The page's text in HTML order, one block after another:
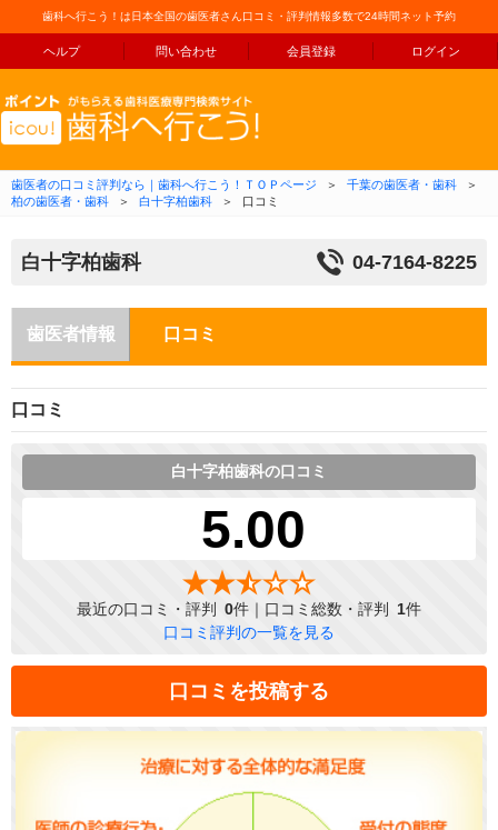
歯科へ行こう！は日本全国の歯医者さん口コミ・評判情報多数で24時間ネット予約
ヘルプ 問い合わせ 会員登録 ログイン
コンテンツへ移動
歯医者の口コミ評判なら｜歯科へ行こう！ＴＯＰページ ＞ 千葉の歯医者・歯科
＞
柏の歯医者・歯科
＞ 白十字柏歯科 ＞ 口コミ
白十字柏歯科 04-7164-8225
歯医者情報 口コミ
口コミ
白十字柏歯科の口コミ
5.00
最近の口コミ・評判 0件｜口コミ総数・評判 1件
口コミ評判の一覧を見る
口コミを投稿する